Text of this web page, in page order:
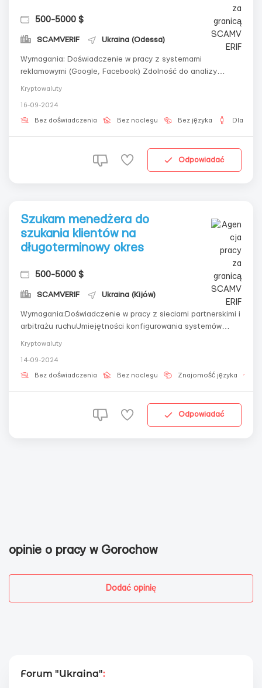
500-5000 $
SCAMVERIF Ukraina (Odessa)
Wymagania: Doświadczenie w pracy z systemami
reklamowymi (Google, Facebook) Zdolność do analizy
z sieciami partnerskimi Umiejętność pracy z analityką
Gdzie pracować? Całkowicie zdalna p...
Kryptowaluty
16-09-2024
Bez doświadczenia Bez noclegu Bez języka Dla
Odpowiadać
Szukam menedżera do
szukania klientów na
długoterminowy okres
500-5000 $
SCAMVERIF Ukraina (Kijów)
Wymagania:Doświadczenie w pracy z sieciami partnerskimi i
arbitrażu ruchuUmiejętności konfigurowania systemów
ruchuSzybka adaptacja do zmian
algorytmówZorganizowanie i odpowiedzialnośćZnajomość
Kryptowaluty
14-09-2024
Bez doświadczenia Bez noclegu Znajomość języka
Odpowiadać
opinie o pracy w Gorochow
Dodać opinię
Forum "Ukraina":